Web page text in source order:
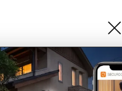
DI MANO: TELEMEDICINA E
Home